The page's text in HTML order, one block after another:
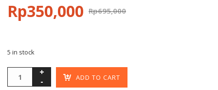
Rp695,000
Rp350,000
5 in stock
ADD TO CART